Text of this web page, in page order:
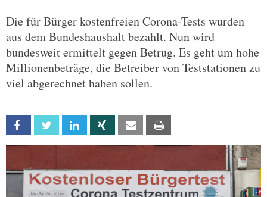
Die für Bürger kostenfreien Corona-Tests wurden
aus dem Bundeshaushalt bezahlt. Nun wird
bundesweit ermittelt gegen Betrug. Es geht um hohe
Millionenbeträge, die Betreiber von Teststationen zu
viel abgerechnet haben sollen.
Facebook Twitter Linkedin Xing Email